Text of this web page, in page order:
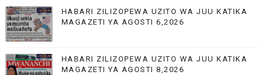
HABARI ZILIZOPEWA UZITO WA JUU KATIKA
MAGAZETI YA AGOSTI 6,2026
HABARI ZILIZOPEWA UZITO WA JUU KATIKA
MAGAZETI YA AGOSTI 8,2026